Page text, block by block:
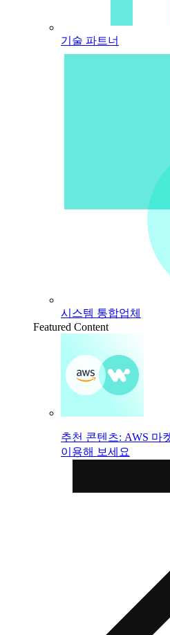
기술 파트너
시스템 통합업체
Featured Content
추천 콘텐츠: AWS 마
이용해 보세요